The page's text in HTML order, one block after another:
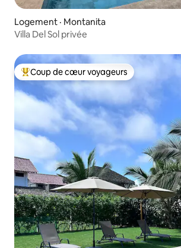
Logement · Montanita
Villa Del Sol privée
Coup de cœur voyageurs parmi les plus
Coup de cœur voyageurs